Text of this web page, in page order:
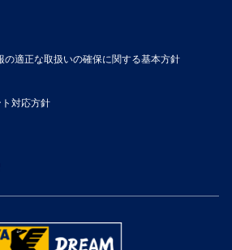
の適正な取扱いの確保に関する基本方針
対応方針